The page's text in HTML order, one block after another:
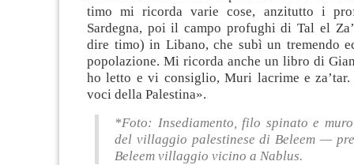
timo mi ricorda varie cose, anzitutto i
Sardegna, poi il campo profughi di Tal el
dire timo) in Libano, che subì un tremendo
popolazione. Mi ricorda anche un libro di
ho letto e vi consiglio, Muri lacrime e
voci della Palestina».
*Foto: Insediamento, filo spinato e
del villaggio palestinese di Beleem —
Beleem villaggio vicino a Nablus.